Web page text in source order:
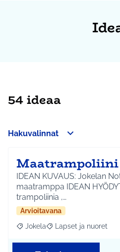
54 ideaa
Hakuvalinnat
Maatrampoliini
IDEAN KUVAUS: Jokelan
maatramppa IDEAN HYÖDYT: Lapsilla joilla ei ole
trampoliinia ,…
Arvioitavana
Rajaa tulokset aihepiirin
Jokela Rajaa tulokset
Lapset ja nuoret